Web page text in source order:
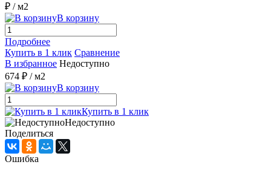
₽ / м2
В корзину
Подробнее
Купить в 1 клик Сравнение
В избранное Недоступно
674 ₽ / м2
В корзину
Купить в 1 клик
Недоступно
Поделиться
Ошибка